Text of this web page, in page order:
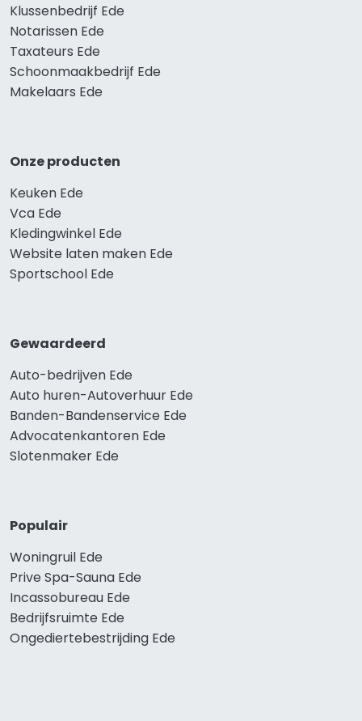
Klussenbedrijf Ede
Notarissen Ede
Taxateurs Ede
Schoonmaakbedrijf Ede
Makelaars Ede
Onze producten
Keuken Ede
Vca Ede
Kledingwinkel Ede
Website laten maken Ede
Sportschool Ede
Gewaardeerd
Auto-bedrijven Ede
Auto huren-Autoverhuur Ede
Banden-Bandenservice Ede
Advocatenkantoren Ede
Slotenmaker Ede
Populair
Woningruil Ede
Prive Spa-Sauna Ede
Incassobureau Ede
Bedrijfsruimte Ede
Ongediertebestrijding Ede